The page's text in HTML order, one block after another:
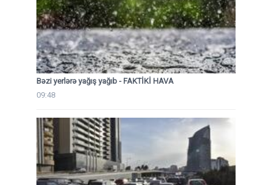
Bəzi yerlərə yağış yağıb - FAKTİKİ HAVA
09:48